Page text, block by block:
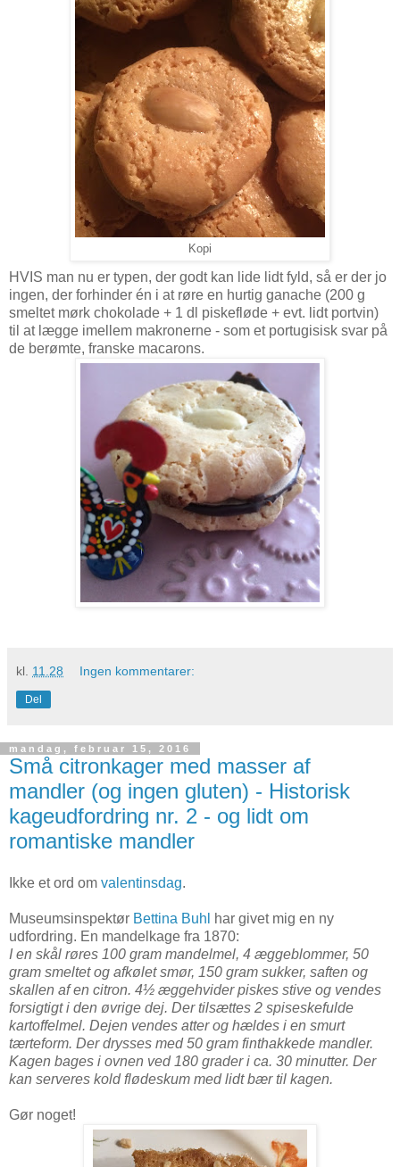
Kopi
HVIS man nu er typen, der godt kan lide lidt fyld, så er der jo
ingen, der forhinder én i at røre en hurtig ganache (200 g
smeltet mørk chokolade + 1 dl piskefløde + evt. lidt portvin)
til at lægge imellem makronerne - som et portugisisk svar på
de berømte, franske macarons.
kl. 11.28 Ingen kommentarer:
Del
mandag, februar 15, 2016
Små citronkager med masser af
mandler (og ingen gluten) - Historisk
kageudfordring nr. 2 - og lidt om
romantiske mandler
Ikke et ord om valentinsdag.
Museumsinspektør Bettina Buhl
har givet mig en ny
udfordring. En mandelkage fra 1870:
I en skål røres 100 gram mandelmel, 4 æggeblommer, 50
gram smeltet og afkølet smør, 150 gram sukker, saften og
skallen af en citron. 4½ æggehvider piskes stive og vendes
forsigtigt i den øvrige dej. Der tilsættes 2 spiseskefulde
kartoffelmel. Dejen vendes atter og hældes i en smurt
tærteform. Der drysses med 50 gram finthakkede mandler.
Kagen bages i ovnen ved 180 grader i ca. 30 minutter. Der
kan serveres kold flødeskum med lidt bær til kagen.
Gør noget!